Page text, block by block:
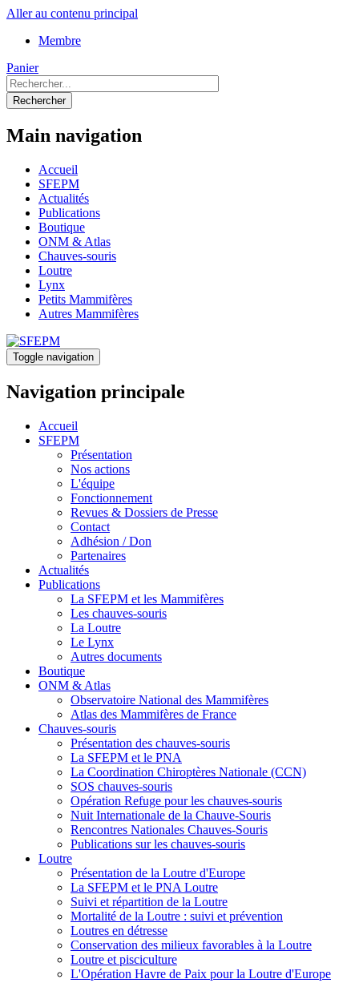
Aller au contenu principal
Membre
Panier
Rechercher
Main navigation
Accueil
SFEPM
Actualités
Publications
Boutique
ONM & Atlas
Chauves-souris
Loutre
Lynx
Petits Mammifères
Autres Mammifères
Toggle navigation
Navigation principale
Accueil
SFEPM
Présentation
Nos actions
L'équipe
Fonctionnement
Revues & Dossiers de Presse
Contact
Adhésion / Don
Partenaires
Actualités
Publications
La SFEPM et les Mammifères
Les chauves-souris
La Loutre
Le Lynx
Autres documents
Boutique
ONM & Atlas
Observatoire National des Mammifères
Atlas des Mammifères de France
Chauves-souris
Présentation des chauves-souris
La SFEPM et le PNA
La Coordination Chiroptères Nationale (CCN)
SOS chauves-souris
Opération Refuge pour les chauves-souris
Nuit Internationale de la Chauve-Souris
Rencontres Nationales Chauves-Souris
Publications sur les chauves-souris
Loutre
Présentation de la Loutre d'Europe
La SFEPM et le PNA Loutre
Suivi et répartition de la Loutre
Mortalité de la Loutre : suivi et prévention
Loutres en détresse
Conservation des milieux favorables à la Loutre
Loutre et pisciculture
L'Opération Havre de Paix pour la Loutre d'Europe